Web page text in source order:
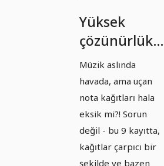
Yüksek
çözünürlüklü
resimler,
dokular ve
eklemeler:
Dökülen
notalar 1.
Müzik aslında
havada, ama uçan
nota kağıtları hala
eksik mi?! Sorun
değil - bu 9 kayıtta,
kağıtlar çarpıcı bir
şekilde ve bazen